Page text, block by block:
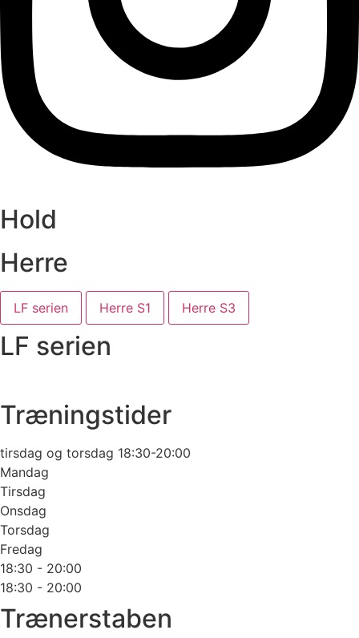
Hold
Herre
LF serien Herre S1 Herre S3
LF serien
Træningstider
tirsdag og torsdag 18:30-20:00
Mandag
Tirsdag
Onsdag
Torsdag
Fredag
18:30 - 20:00
18:30 - 20:00
Trænerstaben